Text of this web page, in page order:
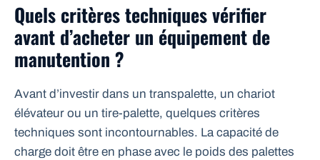
Quels critères techniques vérifier
avant d’acheter un équipement de
manutention ?
Avant d’investir dans un transpalette, un chariot
élévateur ou un tire-palette, quelques critères
techniques sont incontournables. La capacité de
charge doit être en phase avec le poids des palettes